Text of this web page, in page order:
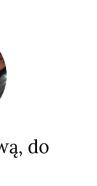
do